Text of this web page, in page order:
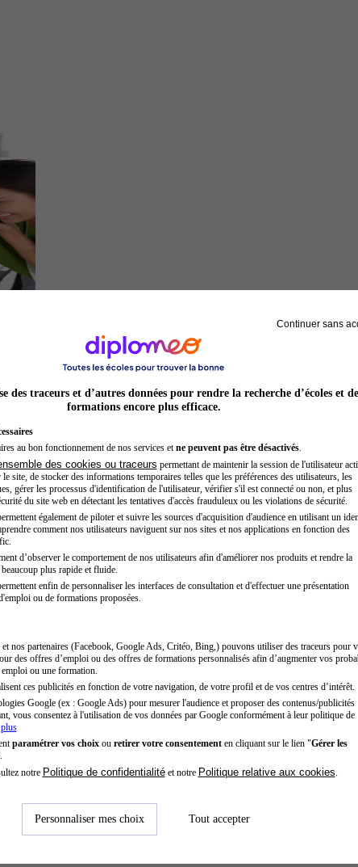
Entrepreneur
Continuer sans
des traceurs et d’autres données pour rendre la recherche d’écoles et de
formations encore plus efficace.
au bon fonctionnement de nos services et ne peuvent pas être désactivés.
des cookies ou traceurs permettant de maintenir la session de l'utilisateur
site, de stocker des informations temporaires telles que les préférences des utilisateurs, les
gérer les processus d'identification de l'utilisateur, vérifier s'il est connecté ou non, et plus
du site web en détectant les tentatives d'accès frauduleux ou les violations de sécurité.
également de piloter et suivre les sources d'acquisition d'audience en utilisant un
comment nos utilisateurs naviguent sur nos sites et nos applications en fonction des
d’observer le comportement de nos utilisateurs afin d'améliorer nos produits et rendre la
plus rapide et fluide.
enfin de personnaliser les interfaces de consultation et d'effectuer une présentation
ou de formations proposées.
et nos partenaires (Facebook, Google Ads, Critéo, Bing,) pouvons utiliser des traceurs pour
des offres d’emploi ou des offres de formations personnalisés afin d’augmenter vos
ou une formation.
ces publicités en fonction de votre navigation, de votre profil et de vos centres d’intérêt.
Google (ex : Google Ads) pour mesurer l'audience et proposer des contenus/publicités
vous consentez à l'utilisation de vos données par Google conformément à leur politique de
paramétrer vos choixou retirer votre consentementen cliquant sur le lien "Gérer les
notre Politique de confidentialitéet notre Politique relative aux cookies
Personnaliser mes choix Tout accepter